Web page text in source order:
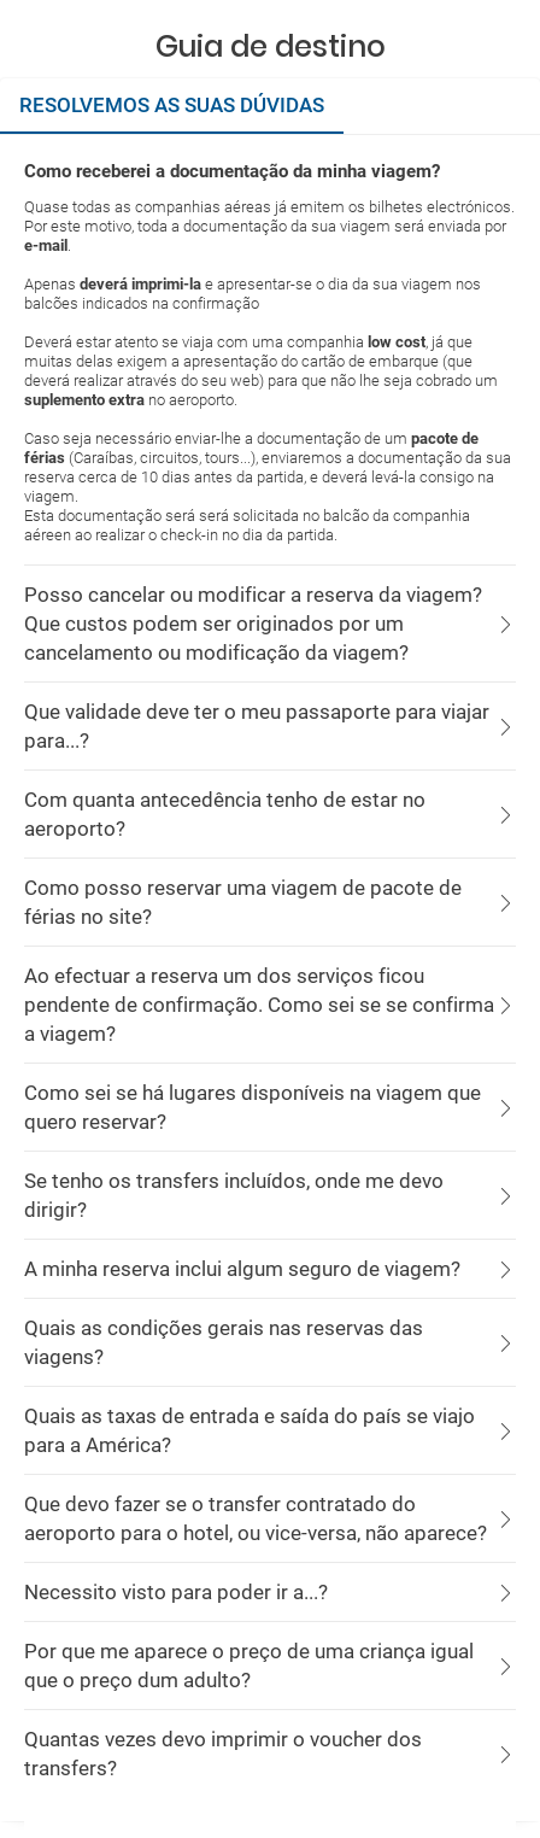
Guia de destino
RESOLVEMOS AS SUAS DÚVIDAS
Como receberei a documentação da minha viagem?
Quase todas as companhias aéreas já emitem os bilhetes electrónicos.
Por este motivo, toda a documentação da sua viagem será enviada por
e-mail .
Apenas deverá imprimi-la e apresentar-se o dia da sua viagem nos
balcões indicados na confirmação
Deverá estar atento se viaja com uma companhia low cost, já que
muitas delas exigem a apresentação do cartão de embarque (que
deverá realizar através do seu web) para que não lhe seja cobrado um
suplemento extra no aeroporto.
Caso seja necessário enviar-lhe a documentação de um pacote de
férias (Caraíbas, circuitos, tours...), enviaremos a documentação da sua
reserva cerca de 10 dias antes da partida, e deverá levá-la consigo na
viagem.
Esta documentação será será solicitada no balcão da companhia
aéreen ao realizar o check-in no dia da partida.
Posso cancelar ou modificar a reserva da viagem?
Que custos podem ser originados por um
cancelamento ou modificação da viagem?
Que validade deve ter o meu passaporte para viajar
para...?
Com quanta antecedência tenho de estar no
aeroporto?
Como posso reservar uma viagem de pacote de
férias no site?
Ao efectuar a reserva um dos serviços ficou
pendente de confirmação. Como sei se se confirma
a viagem?
Como sei se há lugares disponíveis na viagem que
quero reservar?
Se tenho os transfers incluídos, onde me devo
dirigir?
A minha reserva inclui algum seguro de viagem?
Quais as condições gerais nas reservas das
viagens?
Quais as taxas de entrada e saída do país se viajo
para a América?
Que devo fazer se o transfer contratado do
aeroporto para o hotel, ou vice-versa, não aparece?
Necessito visto para poder ir a...?
Por que me aparece o preço de uma criança igual
que o preço dum adulto?
Quantas vezes devo imprimir o voucher dos
transfers?